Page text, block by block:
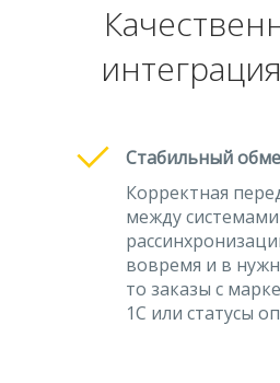
Стабильный
Корректная
между
вовремя и в
то заказы с
1С или статусы